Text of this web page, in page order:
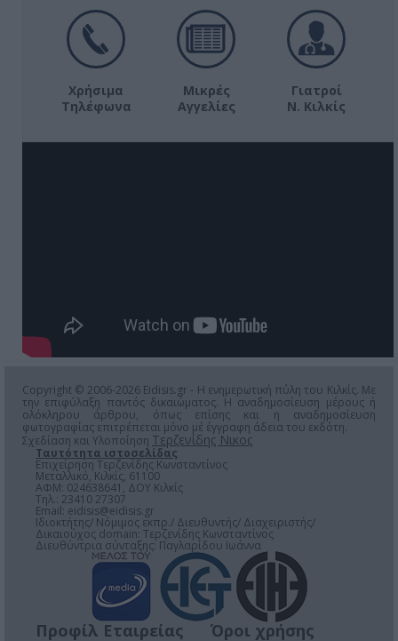
Χρήσιμα
Τηλέφωνα
Μικρές
Αγγελίες
Γιατροί
Ν. Κιλκίς
Copyright © 2006-2026 Eidisis.gr - Η ενημερωτική πύλη του Κιλκίς. Με
την επιφύλαξη παντός δικαιώματος. Η αναδημοσίευση μέρους ή
ολόκληρου άρθρου, όπως επίσης και η αναδημοσίευση
φωτογραφίας επιτρέπεται μόνο μέ έγγραφη άδεια του εκδότη.
Σχεδίαση και Υλοποίηση Τερζενίδης Νικος
Ταυτότητα ιστοσελίδας
Επιχείρηση Τερζενίδης Κωνσταντίνος
Μεταλλικό, Κιλκίς, 61100
ΑΦΜ: 024638641, ΔΟΥ Κιλκίς
Τηλ.: 23410 27307
Email: eidisis@eidisis.gr
Ιδιοκτήτης/ Νόμιμος εκπρ./ Διευθυντής/ Διαχειριστής/
Δικαιούχος domain: Τερζενίδης Κωνσταντίνος
Διευθύντρια σύνταξης: Παγλαρίδου Ιωάννα
Προφίλ Εταιρείας Όροι χρήσης